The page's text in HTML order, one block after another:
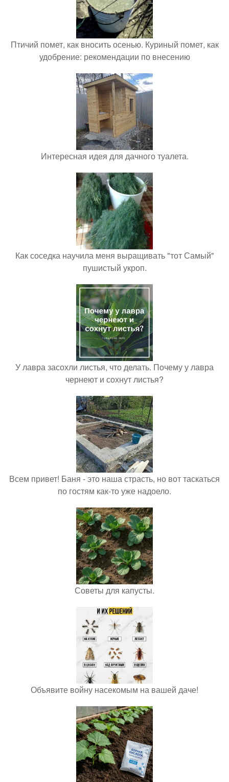
Птичий помет, как вносить осенью. Куриный помет, как
удобрение: рекомендации по внесению
Интересная идея для дачного туалета.
Как соседка научила меня выращивать "тот Самый"
пушистый укроп.
У лавра засохли листья, что делать. Почему у лавра
чернеют и сохнут листья?
Всем привет! Баня - это наша страсть, но вот таскаться
по гостям как-то уже надоело.
Советы для капусты.
Объявите войну насекомым на вашей даче!